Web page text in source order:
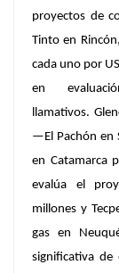
proyectos de
Tinto en
cada uno por
en
llamativos.
—El Pachón en
en Catamarca
evalúa el
millones y
gas en
significativa de